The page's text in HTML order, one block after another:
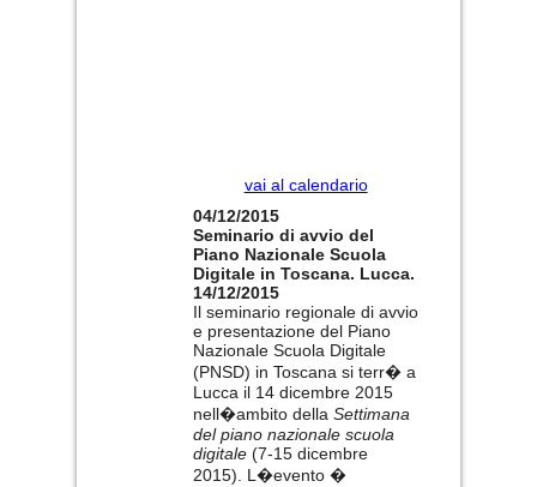
vai al calendario
04/12/2015
Seminario di avvio del
Piano Nazionale Scuola
Digitale in Toscana. Lucca.
14/12/2015
Il seminario regionale di avvio
e presentazione del Piano
Nazionale Scuola Digitale
(PNSD) in Toscana si terr� a
Lucca il 14 dicembre 2015
nell�ambito della Settimana
del piano nazionale scuola
digitale(7-15 dicembre
2015). L�evento �